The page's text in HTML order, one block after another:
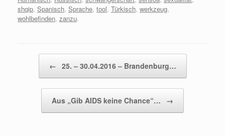
shqip, Spanisch, Sprache, tool, Türkisch, werkzeug,
wohlbefinden, zanzu.
← 25. – 30.04.2016 – Brandenburg…
Aus „Gib AIDS keine Chance“… →